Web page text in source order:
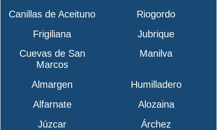
Canillas de Aceituno
Riogordo
Frigiliana
Jubrique
Cuevas de San
Marcos
Manilva
Almargen
Humilladero
Alfarnate
Alozaina
Júzcar
Árchez